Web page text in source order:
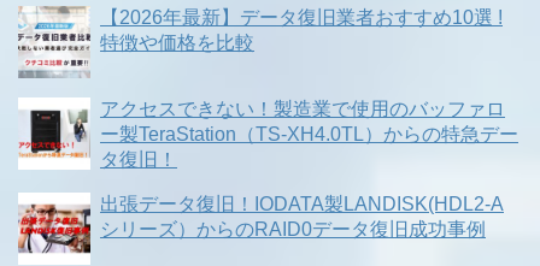
【2026年最新】データ復旧業者おすすめ10選 !
特徴や価格を比較
アクセスできない！製造業で使用のバッファロ
ー製TeraStation（TS-XH4.0TL）からの特急デー
タ復旧！
出張データ復旧！IODATA製LANDISK(HDL2-A
シリーズ）からのRAID0データ復旧成功事例